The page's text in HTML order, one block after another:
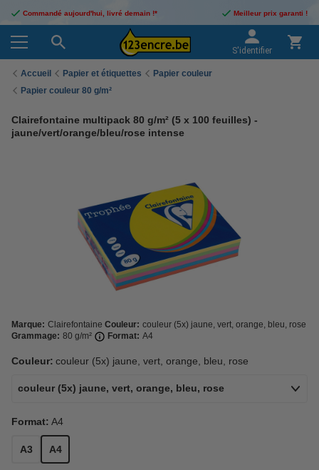
Commandé aujourd'hui, livré demain !* Meilleur prix garanti !
S'identifier
Accueil Papier et étiquettes
Papier couleur
Papier couleur 80 g/m²
Clairefontaine multipack 80 g/m² (5 x 100 feuilles) -
jaune/vert/orange/bleu/rose intense
Marque: Clairefontaine Couleur: couleur (5x) jaune, vert, orange, bleu, rose
Grammage: 80 g/m² Format: A4
Couleur: couleur (5x) jaune, vert, orange, bleu, rose
couleur (5x) jaune, vert, orange, bleu, rose
Format: A4
A3 A4